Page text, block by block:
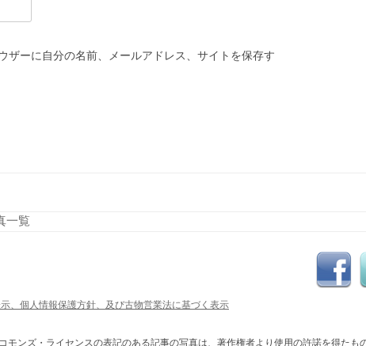
ザーに自分の名前、メールアドレス、サイトを保存す
一覧
、個人情報保護方針、及び古物営業法に基づく表示
モンズ・ライセンスの表記のある記事の写真は、著作権者より使用の許諾を得た